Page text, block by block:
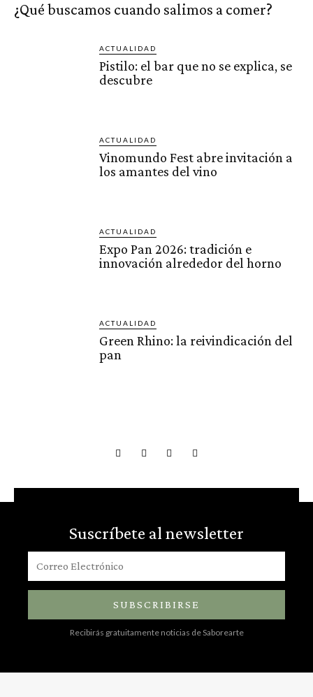
¿Qué buscamos cuando salimos a comer?
ACTUALIDAD
Pistilo: el bar que no se explica, se
descubre
ACTUALIDAD
Vinomundo Fest abre invitación a
los amantes del vino
ACTUALIDAD
Expo Pan 2026: tradición e
innovación alrededor del horno
ACTUALIDAD
Green Rhino: la reivindicación del
pan
Suscríbete al newsletter
SUBSCRIBIRSE
Recibirás gratuitamente noticias de Saborearte